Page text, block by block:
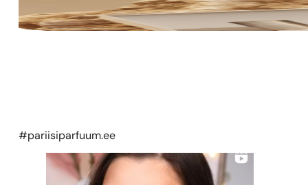
#pariisiparfuum.ee